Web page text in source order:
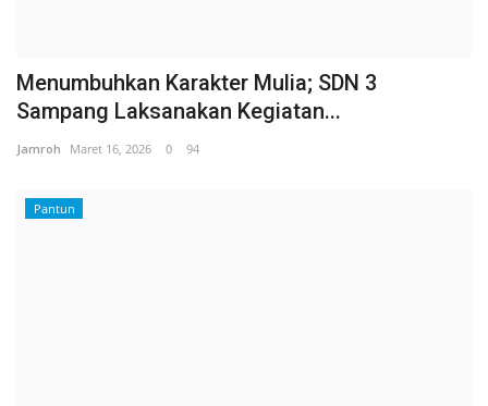
Menumbuhkan Karakter Mulia; SDN 3
Sampang Laksanakan Kegiatan...
Jamroh Maret 16, 2026 0 94
Pantun